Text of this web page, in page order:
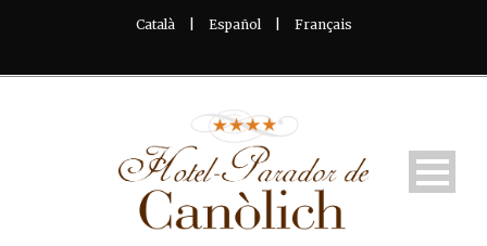
Català Español Français